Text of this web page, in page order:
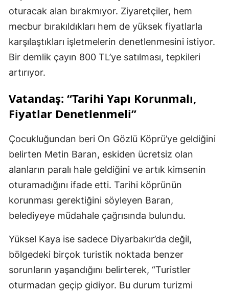
oturacak alan bırakmıyor. Ziyaretçiler, hem
mecbur bırakıldıkları hem de yüksek fiyatlarla
karşılaştıkları işletmelerin denetlenmesini istiyor.
Bir demlik çayın 800 TL’ye satılması, tepkileri
artırıyor.
Vatandaş: “Tarihi Yapı Korunmalı,
Fiyatlar Denetlenmeli”
Çocukluğundan beri On Gözlü Köprü’ye geldiğini
belirten Metin Baran, eskiden ücretsiz olan
alanların paralı hale geldiğini ve artık kimsenin
oturamadığını ifade etti. Tarihi köprünün
korunması gerektiğini söyleyen Baran,
belediyeye müdahale çağrısında bulundu.
Yüksel Kaya ise sadece Diyarbakır’da değil,
bölgedeki birçok turistik noktada benzer
sorunların yaşandığını belirterek, “Turistler
oturmadan geçip gidiyor. Bu durum turizmi